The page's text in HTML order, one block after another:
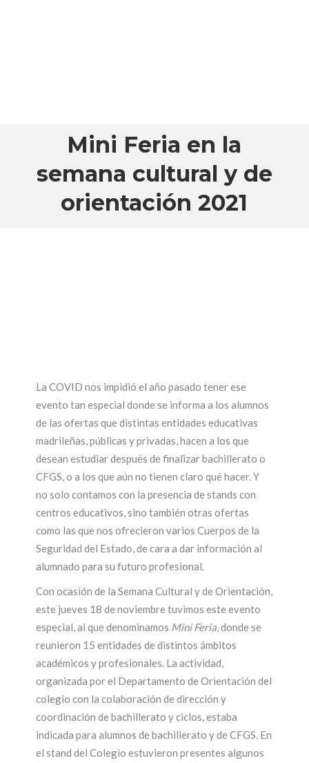
Mini Feria en la
semana cultural y de
orientación 2021
La COVID nos impidió el año pasado tener ese
evento tan especial donde se informa a los alumnos
de las ofertas que distintas entidades educativas
madrileñas, públicas y privadas, hacen a los que
desean estudiar después de finalizar bachillerato o
CFGS, o a los que aún no tienen claro qué hacer. Y
no solo contamos con la presencia de stands con
centros educativos, sino también otras ofertas
como las que nos ofrecieron varios Cuerpos de la
Seguridad del Estado, de cara a dar información al
alumnado para su futuro profesional.
Con ocasión de la Semana Cultural y de Orientación,
este jueves 18 de noviembre tuvimos este evento
especial, al que denominamos Mini Feria , donde se
reunieron 15 entidades de distintos ámbitos
académicos y profesionales. La actividad,
organizada por el Departamento de Orientación del
colegio con la colaboración de dirección y
coordinación de bachillerato y ciclos, estaba
indicada para alumnos de bachillerato y de CFGS. En
el stand del Colegio estuvieron presentes algunos